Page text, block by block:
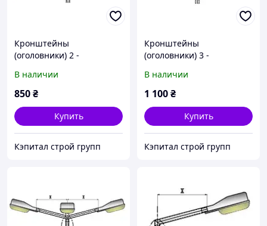
Кронштейны
(оголовники) 2 -
опор уличного
освещения 1,0 м
В наличии
850₴
Купить
Кэпитал строй групп
Кронштейны
(оголовники) 3 -
опор уличного
освещения 1,0 м
В наличии
1 100₴
Купить
Кэпитал строй групп